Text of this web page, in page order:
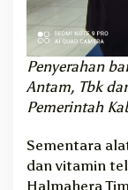
Penyerahan
Antam, Tbk
Pemerintah
Sementara
dan vitamin
Halmahera